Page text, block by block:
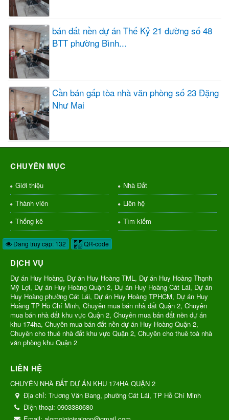
bán đất nền dự án Thế Kỷ 21 đường số 48
BTT phường Bình...
Cần bán gấp tòa nhà văn phòng số 23 Đặng
Như Mai
CHUYÊN MỤC
Giới thiệu
Nhà Đất
Thành viên
Liên hệ
Thống kê
Tìm kiếm
Đang truy cập: 132 QR-code
DỊCH VỤ
Dự án Huy Hoàng, Dự án Huy Hoàng TML, Dự án Huy Hoàng Thạnh
Mỹ Lợi, Dự án Huy Hoàng Quận 2, Dự án Huy Hoàng Cát Lái, Dự án
Huy Hoàng phường Cát Lái, Dự án Huy Hoàng TPHCM, Dự án Huy
Hoàng TP Hồ Chí Minh, Chuyên mua bán nhà đất Quận 2, Chuyên
mua bán nhà đất khu vực Quận 2, Chuyên mua bán đất nền dự án
khu 174ha, Chuyên mua bán đất nền dự án Huy Hoàng Quận 2,
Chuyên cho thuê nhà đất khu vực Quận 2, Chuyên cho thuê toà nhà
văn phòng khu Quận 2
LIÊN HỆ
CHUYÊN NHÀ ĐẤT DỰ ÁN KHU 174HA QUẬN 2
Địa chỉ: Trương Văn Bang, phường Cát Lái, TP Hồ Chí Minh
Điện thoại: 0903380680